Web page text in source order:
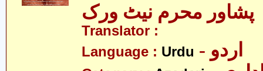
پشاور محرم نیٹ ورک
Translator :
Language : Urdu - اردو